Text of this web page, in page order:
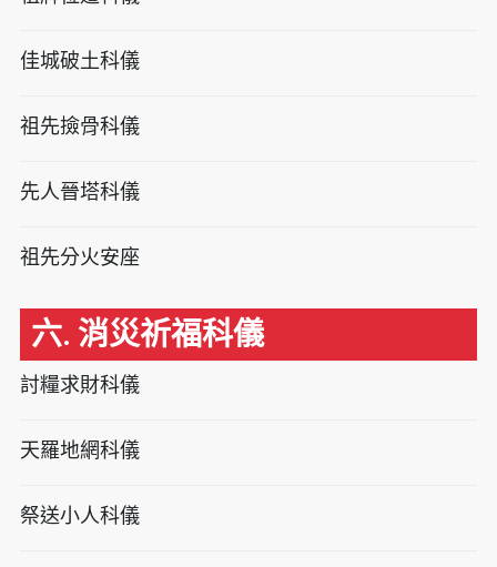
佳城破土科儀
祖先撿骨科儀
先人晉塔科儀
祖先分火安座
六. 消災祈福科儀
討糧求財科儀
天羅地網科儀
祭送小人科儀